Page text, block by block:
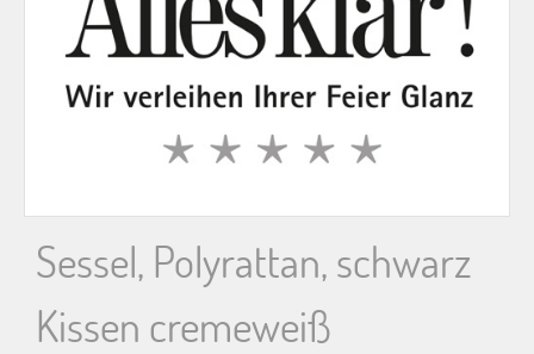
h
Sessel, Polyrattan, schwarz
Kissen cremeweiß